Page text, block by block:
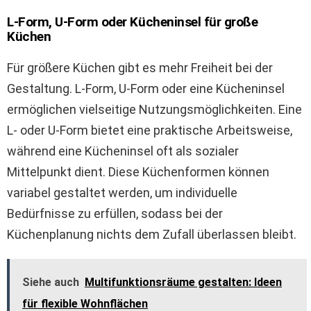
L-Form, U-Form oder Kücheninsel für große
Küchen
Für größere Küchen gibt es mehr Freiheit bei der
Gestaltung. L-Form, U-Form oder eine Kücheninsel
ermöglichen vielseitige Nutzungsmöglichkeiten. Eine
L- oder U-Form bietet eine praktische Arbeitsweise,
während eine Kücheninsel oft als sozialer
Mittelpunkt dient. Diese Küchenformen können
variabel gestaltet werden, um individuelle
Bedürfnisse zu erfüllen, sodass bei der
Küchenplanung nichts dem Zufall überlassen bleibt.
Siehe auch Multifunktionsräume gestalten: Ideen
für flexible Wohnflächen